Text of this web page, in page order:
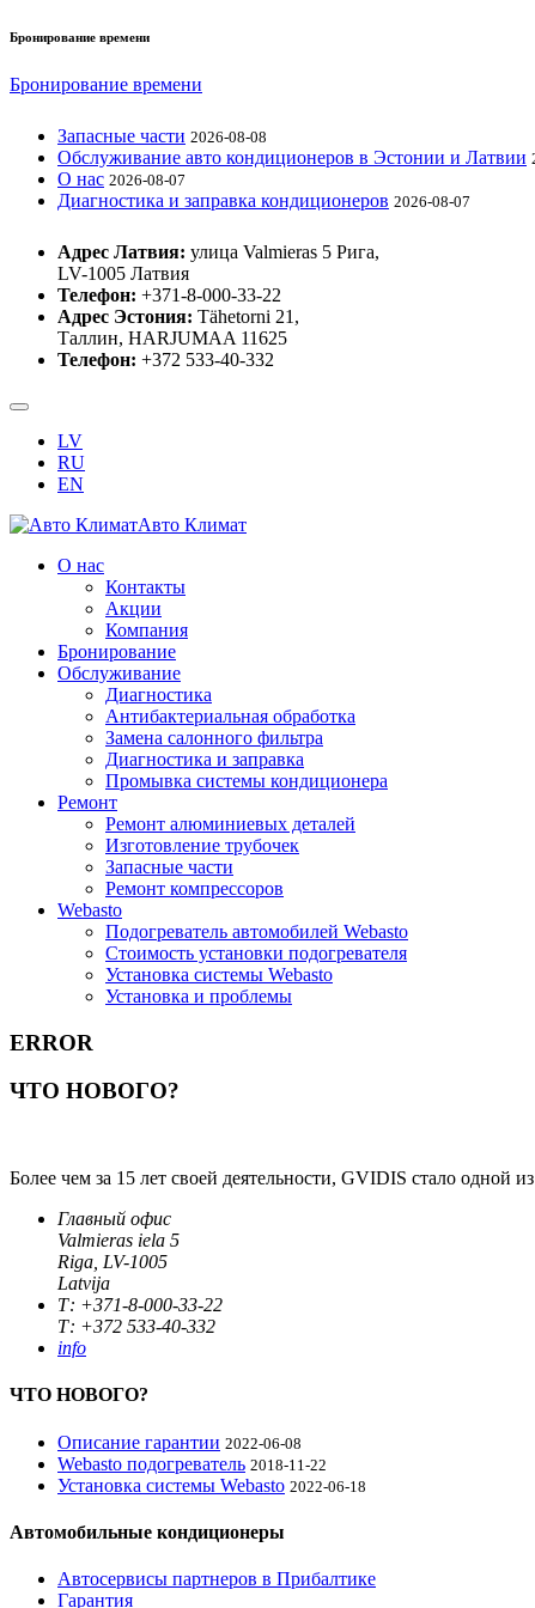
Бронирование времени
Бронирование времени
Запасные части 2026-08-08
Обслуживание авто кондиционеров в Эстонии и Латвии
О нас 2026-08-07
Диагностика и заправка кондиционеров 2026-08-07
Адрес Латвия: улица Valmieras 5 Рига,
LV-1005 Латвия
Телефон: +371-8-000-33-22
Адрес Эстония: Tähetorni 21,
Таллин, HARJUMAA 11625
Телефон: +372 533-40-332
LV
RU
EN
Авто Климат
О нас
Контакты
Акции
Компания
Бронирование
Обслуживание
Диагностика
Aнтибактериальная обработка
Замена салонного фильтра
Диагностика и заправка
Промывка системы кондиционера
Ремонт
Ремонт алюминиевых деталей
Изготовление трубочек
Запасные части
Ремонт компрессоров
Webasto
Подогреватель автомобилей Webasto
Стоимость установки подогревателя
Установка системы Webasto
Установка и проблемы
ERROR
ЧТО НОВОГО?
Более чем за 15 лет своей деятельности, GVIDIS стало
Главный офис
Valmieras iela 5
Riga, LV-1005
Latvija
Т: +371-8-000-33-22
Т: +372 533-40-332
info
ЧТО НОВОГО?
Описание гарантии 2022-06-08
Webasto подогреватель 2018-11-22
Установка системы Webasto 2022-06-18
Автомобильные кондиционеры
Автосервисы партнеров в Прибалтике
Гарантия